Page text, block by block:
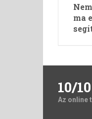
ma
10/10
Az online